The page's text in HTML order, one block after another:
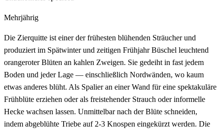
Mehrjährig
Die Zierquitte ist einer der frühesten blühenden Sträucher und
produziert im Spätwinter und zeitigen Frühjahr Büschel leuchtend
orangeroter Blüten an kahlen Zweigen. Sie gedeiht in fast jedem
Boden und jeder Lage — einschließlich Nordwänden, wo kaum
etwas anderes blüht. Als Spalier an einer Wand für eine spektakuläre
Frühblüte erziehen oder als freistehender Strauch oder informelle
Hecke wachsen lassen. Unmittelbar nach der Blüte schneiden,
indem abgeblühte Triebe auf 2-3 Knospen eingekürzt werden. Die